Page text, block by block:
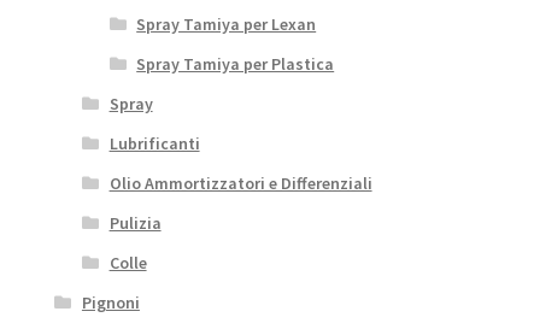
Spray Tamiya per Lexan
Spray Tamiya per Plastica
Spray
Lubrificanti
Olio Ammortizzatori e Differenziali
Pulizia
Colle
Pignoni